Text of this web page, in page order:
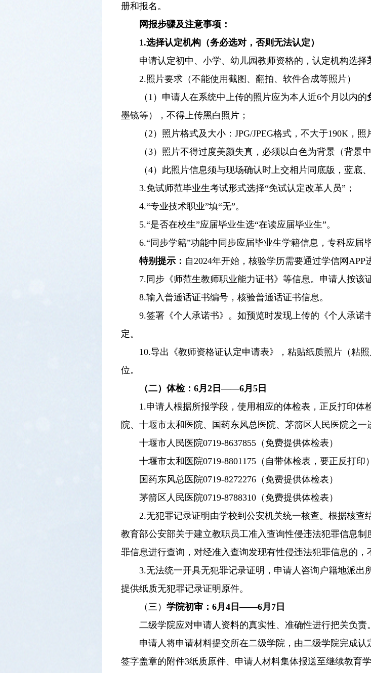
册和报名。
网报步骤及注意事项：
1.选择认定机构（务必选对，否则无法认定）
申请认定初中、小学、幼儿园教师资格的，认定机构选择
2.照片要求（不能使用截图、翻拍、软件合成等照片）
（1）申请人在系统中上传的照片应为本人近6个月以内的
墨镜等），不得上传黑白照片；
（2）照片格式及大小：JPG/JPEG格式，不大于190K，
（3）照片不得过度美颜失真，必须以白色为背景（背景
（4）此照片信息须与现场确认时上交相片同底版，蓝底
3.免试师范毕业生考试形式选择“免试认定改革人员”；
4.“专业技术职业”填“无”。
5.“是否在校生”应届毕业生选“在读应届毕业生”。
6.“同步学籍”功能中同步应届毕业生学籍信息，专科应届
特别提示： 自2024年开始，核验学历需要通过学信网
7.同步《师范生教师职业能力证书》等信息。申请人按该
8.输入普通话证书编号，核验普通话证书信息。
9.签署《个人承诺书》。如预览时发现上传的《个人承
定。
10.导出《教师资格证认定申请表》，粘贴纸质照片（粘照
位。
（二）体检：6月2 日——6月5 日
1.申请人根据所报学段，使用相应的体检表，正反打印
院、十堰市太和医院、国药东风总医院、茅箭区人民医院之一
十堰市人民医院0719-8637855（免费提供体检表）
十堰市太和医院0719-8801175（自带体检表，要正反打印）
国药东风总医院0719-8272276（免费提供体检表）
茅箭区人民医院0719-8788310（免费提供体检表）
2.无犯罪记录证明由学校到公安机关统一核查。根据核
教育部公安部关于建立教职员工准入查询性侵违法犯罪信息
罪信息进行查询，对经准入查询发现有性侵违法犯罪信息的，
3.无法统一开具无犯罪记录证明，申请人咨询户籍地派出
提供纸质无犯罪记录证明原件。
（三）学院初审：6月4 日——6月 7 日
二级学院应对申请人资料的真实性、准确性进行把关负责。
申请人将申请材料提交所在二级学院，由二级学院完成
签字盖章的附件3纸质原件、申请人材料集体报送至继续教育